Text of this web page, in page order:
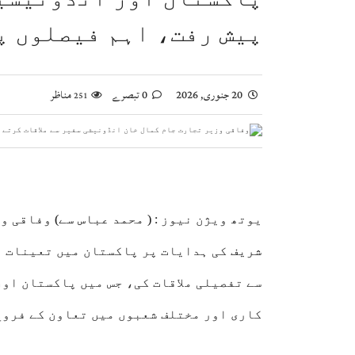
اسحاق ڈار کی شاہ عبداللہ سے ملاقات، فلسطین
صومالی وزیر دفاع کا اعلیٰ عسکری قیادت سے
پیش رفت، اہم فیصلوں
20 جنوری, 2026 251مناظر
یوتھ ویژن نیوز : ( محمد عباس سے) وفاقی
شریف کی ہدایات پر پاکستان میں
سے تفصیلی ملاقات کی، جس میں پاکستان
کاری اور مختلف شعبوں میں تعاون کے